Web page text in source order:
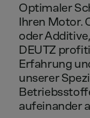
Optimaler
Ihren Motor.
oderAdditive,
DEUTZ
Erfahrung
unserer
aufeinander